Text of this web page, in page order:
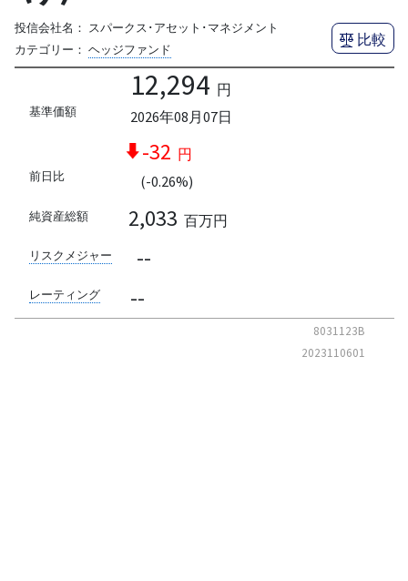
投信会社名： スパークス･アセット･マネジメント
カテゴリー： ヘッジファンド
比較
基準価額
12,294 円
2026年08月07日
前日比
-32 円
(-0.26%)
純資産総額 2,033 百万円
リスクメジャー --
レーティング --
8031123B
2023110601